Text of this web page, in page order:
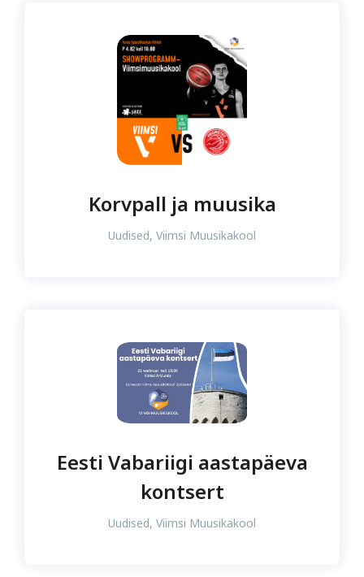
Korvpall ja muusika
Uudised, Viimsi Muusikakool
Eesti Vabariigi aastapäeva
kontsert
Uudised, Viimsi Muusikakool